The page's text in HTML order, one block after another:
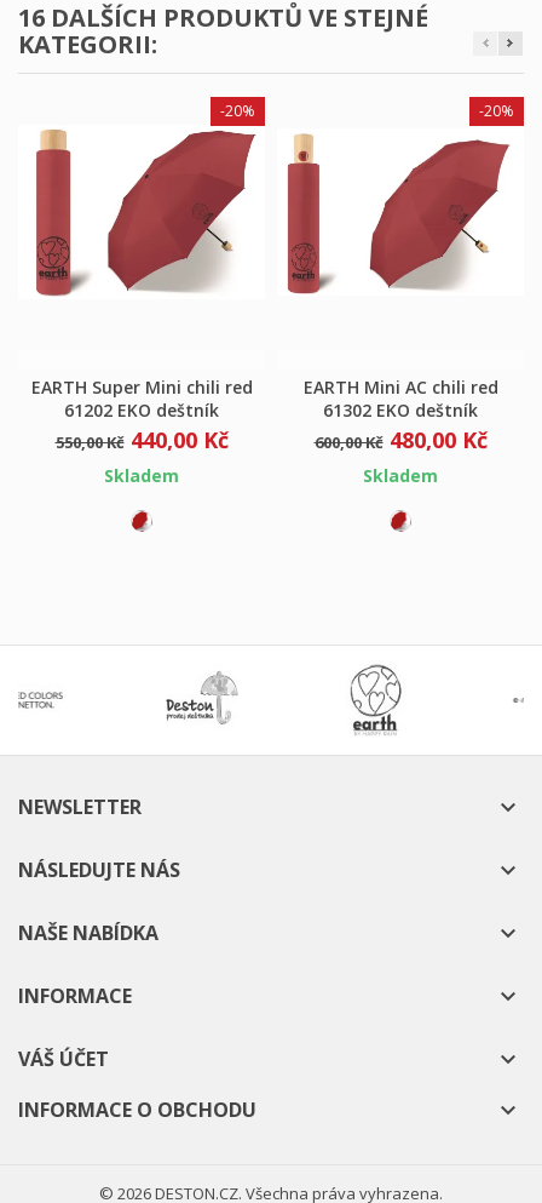
16 DALŠÍCH PRODUKTŮ VE STEJNÉ
KATEGORII:
EARTH Super Mini chili red
61202 EKO deštník
550,00 Kč
-20%
440,00 Kč
Skladem
EARTH Mini AC chili red
61302 EKO deštník
600,00 Kč
-20%
480,00 Kč
Skladem
NEWSLETTER 
NÁSLEDUJTE NÁS 
NAŠE NABÍDKA 
INFORMACE 
VÁŠ ÚČET 
INFORMACE O OBCHODU 
© 2026 DESTON.CZ. Všechna práva vyhrazena.